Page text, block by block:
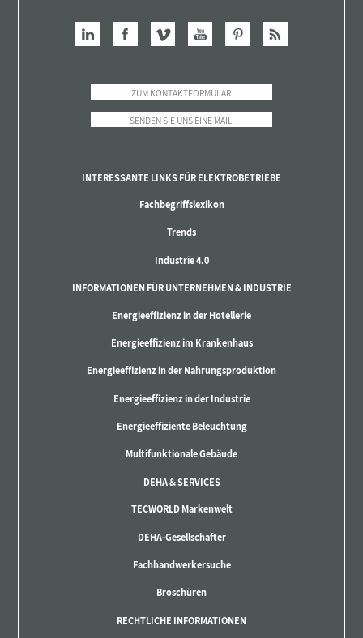
ZUM KONTAKTFORMULAR
SENDEN SIE UNS EINE MAIL
INTERESSANTE LINKS FÜR ELEKTROBETRIEBE
Fachbegriffslexikon
Trends
Industrie 4.0
INFORMATIONEN FÜR UNTERNEHMEN & INDUSTRIE
Energieeffizienz in der Hotellerie
Energieeffizienz im Krankenhaus
Energieeffizienz in der Nahrungsproduktion
Energieeffizienz in der Industrie
Energieeffiziente Beleuchtung
Multifunktionale Gebäude
DEHA & SERVICES
TECWORLD Markenwelt
DEHA-Gesellschafter
Fachhandwerkersuche
Broschüren
RECHTLICHE INFORMATIONEN